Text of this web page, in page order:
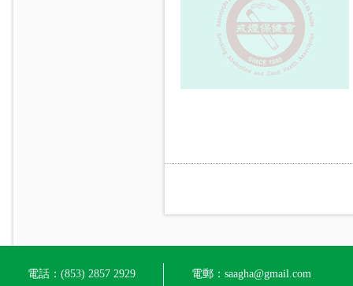
電話：(853) 2857 2929
電郵：saagha@gmail.com